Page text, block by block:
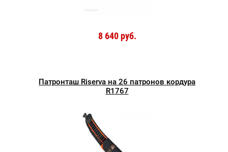
8 640 руб.
Патронташ Riserva на 26 патронов кордура
R1767